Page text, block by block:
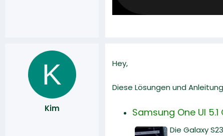
K
Kim
Hey,
Diese Lösungen und
Samsung One UI
Die Galaxy